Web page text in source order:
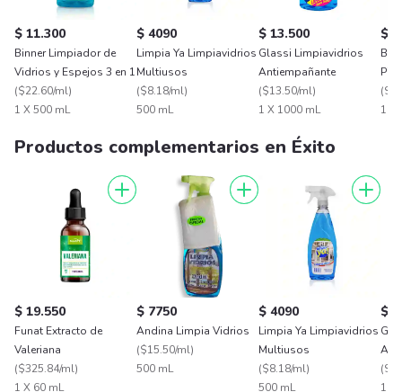
$ 11.300
Binner Limpiador de
Vidrios y Espejos 3 en 1
($22.60/ml)
1 X 500 mL
$ 4090
Limpia Ya Limpiavidrios
Multiusos
($8.18/ml)
500 mL
$ 13.500
Glassi Limpiavidrios
Antiempañante
($13.50/ml)
1 X 1000 mL
$
(
1 X
Productos complementarios en Éxito
$ 19.550
Funat Extracto de
Valeriana
($325.84/ml)
1 X 60 mL
$ 7750
Andina Limpia Vidrios
($15.50/ml)
500 mL
$ 4090
Limpia Ya Limpiavidrios
Multiusos
($8.18/ml)
500 mL
$
(
1 X